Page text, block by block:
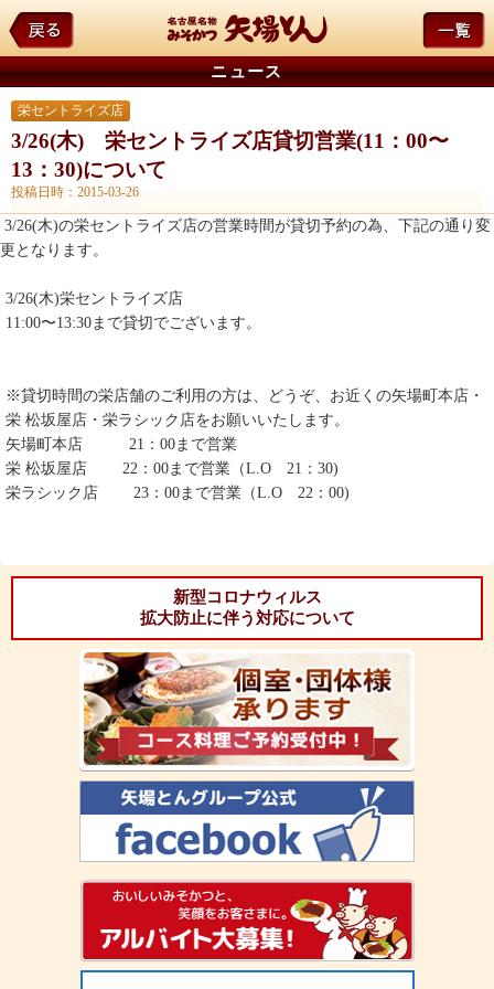
ニュース
栄セントライズ店
3/26(木) 栄セントライズ店貸切営業(11：00〜
13：30)について
投稿日時：2015-03-26
3/26(木)の栄セントライズ店の営業時間が貸切予約の為、下記の通り変
更となります。
3/26(木)栄セントライズ店
11:00〜13:30まで貸切でございます。
※貸切時間の栄店舗のご利用の方は、どうぞ、お近くの矢場町本店・
栄 松坂屋店・栄ラシック店をお願いいたします。
矢場町本店 21：00まで営業
栄 松坂屋店 22：00まで営業（L.O 21：30)
栄ラシック店 23：00まで営業（L.O 22：00)
新型コロナウィルス
拡大防止に伴う対応について